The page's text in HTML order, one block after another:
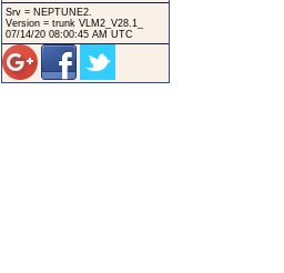
Srv = NEPTUNE2.
Version = trunk VLM2_V28.1_
07/14/20 08:00:45 AM UTC